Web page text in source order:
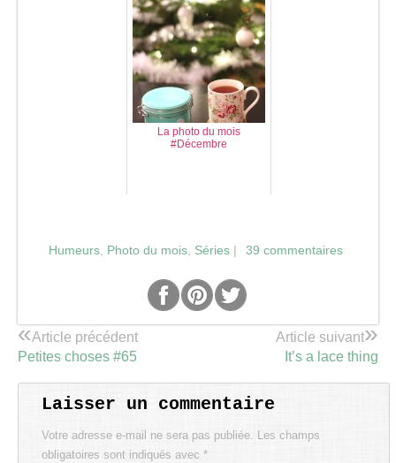
La photo du mois
#Décembre
Humeurs, Photo du mois, Séries| 39 commentaires
«Article précédent
Petites choses #65
Article suivant»
It’s a lace thing
Laisser un commentaire
Votre adresse e-mail ne sera pas publiée.
Les champs
obligatoires sont indiqués avec *